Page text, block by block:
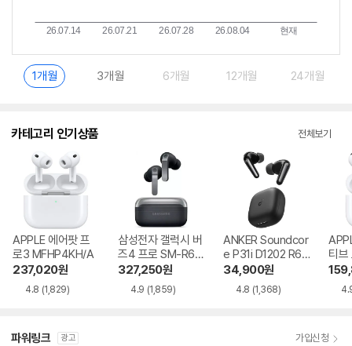
1개월 3개월 6개월 12개월 24개월
카테고리 인기상품 전체보기
APPLE 에어팟 프
로3 MFHP4KH/A
237,020원
4.8 (1,829)
삼성전자 갤럭시 버
즈4 프로 SM-R64
0
327,250원
4.9 (1,859)
ANKER Soundcor
e P31i D1202 R60
i NC
34,900원
4.8 (1,368)
티브
파워링크 광고 가입신청